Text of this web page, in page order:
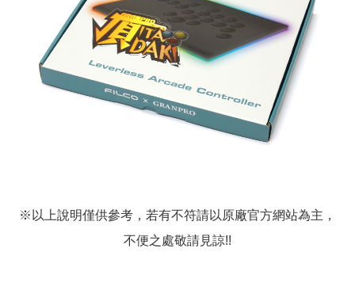
※以上說明僅供參考，若有不符請以原廠官方網站為主，
不便之處敬請見諒!!